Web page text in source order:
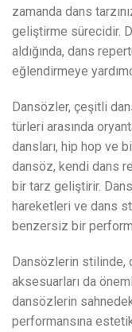
zamanda dans
geliştirme sürecidir.
aldığında, dans
eğlendirmeye
Dansözler, çeşitli
türleri arasında
dansları, hip hop ve
dansöz, kendi dans
bir tarz geliştirir.
hareketleri ve dans
benzersiz bir
Dansözlerin stilinde,
aksesuarları da
dansözlerin
performansına